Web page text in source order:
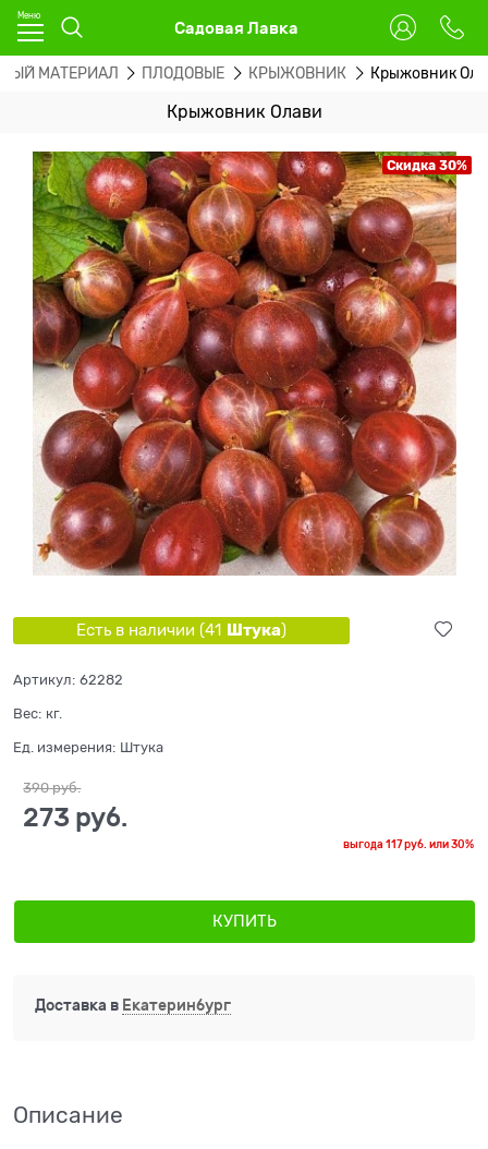
Садовая Лавка
МАТЕРИАЛ ПЛОДОВЫЕ КРЫЖОВНИК Крыжовник
Крыжовник Олави
Скидка 30%
Есть в наличии (41 Штука)
Артикул: 62282
Вес: кг.
Ед. измерения: Штука
390 руб.
273 руб.
выгода117 руб. или30%
КУПИТЬ
Доставка в Екатеринбург
Описание